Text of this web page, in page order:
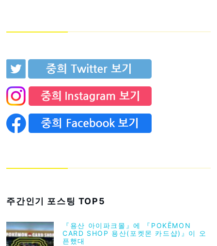
주간인기 포스팅 TOP5
『용산 아이파크몰』에 『POKĒMON
CARD SHOP 용산(포켓몬 카드샵)』이 오
픈했대